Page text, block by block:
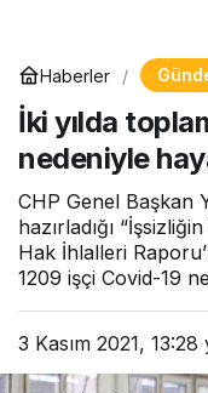
Haberler
İki yılda
nedeniyle
CHP Genel Başkan
hazırladığı
Hak İhlalleri
1209 işçi Covid-19
3 Kasım 2021, 13:28